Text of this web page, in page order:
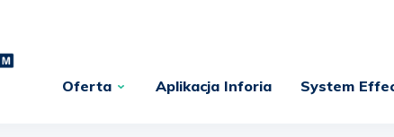
Oferta Aplikacja Inforia System